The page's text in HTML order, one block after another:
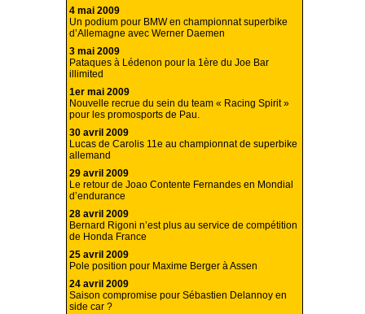
4 mai 2009
Un podium pour BMW en championnat superbike
d’Allemagne avec Werner Daemen
3 mai 2009
Pataques à Lédenon pour la 1ère du Joe Bar
illimited
1er mai 2009
Nouvelle recrue du sein du team « Racing Spirit »
pour les promosports de Pau.
30 avril 2009
Lucas de Carolis 11e au championnat de superbike
allemand
29 avril 2009
Le retour de Joao Contente Fernandes en Mondial
d’endurance
28 avril 2009
Bernard Rigoni n’est plus au service de compétition
de Honda France
25 avril 2009
Pole position pour Maxime Berger à Assen
24 avril 2009
Saison compromise pour Sébastien Delannoy en
side car ?